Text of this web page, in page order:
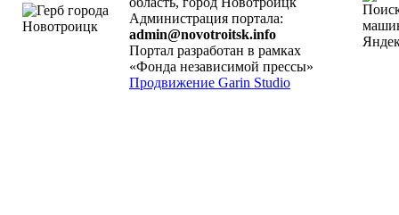
Администрация портала:
admin@novotroitsk.info
Портал разработан в рамках
«Фонда независимой прессы»
Продвижение Garin Studio